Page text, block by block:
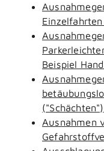
Beispiel
("Schächten")
Ausnahmen